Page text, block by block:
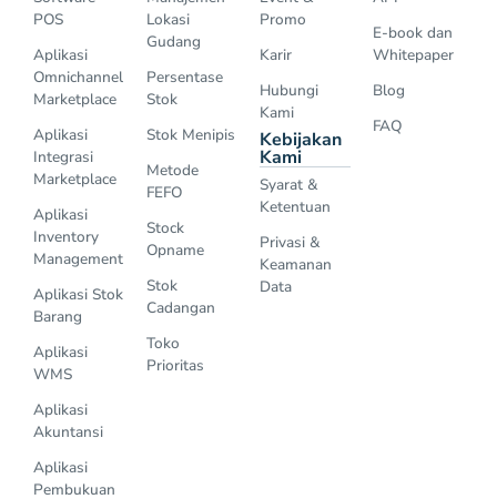
POS
Aplikasi
Omnichannel
Marketplace
Aplikasi
Integrasi
Marketplace
Aplikasi
Inventory
Management
Aplikasi Stok
Barang
Aplikasi
WMS
Aplikasi
Akuntansi
Aplikasi
Pembukuan
Lokasi
Gudang
Persentase
Stok
Stok Menipis
Metode
FEFO
Stock
Opname
Stok
Cadangan
Toko
Prioritas
Promo
Karir
Hubungi
Kami
Kebijakan
Kami
Syarat &
Ketentuan
Privasi &
Keamanan
Data
E-book dan
Whitepaper
Blog
FAQ